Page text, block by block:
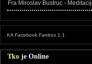
Fra Miroslav Bustruc -
KA Facebook Fanbox 1.1
Tko je Online